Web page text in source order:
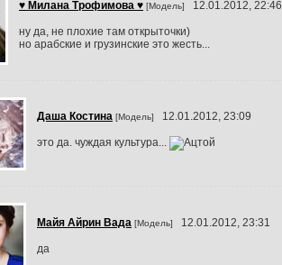
♥ Милана Трофимова ♥ [Модель] 12.01.2012, 22:46
ну да, не плохие там открыточки)
но арабские и грузинские это жесть...
Даша Костина [Модель] 12.01.2012, 23:09
это да. чуждая культура...
Майя Айрин Вада [Модель] 12.01.2012, 23:31
да